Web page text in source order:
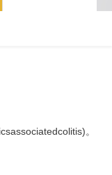
。